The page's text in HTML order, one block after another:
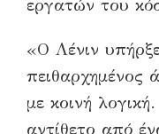
εργατών του
«Ο Λένιν
με κοινή
αντίθετο από